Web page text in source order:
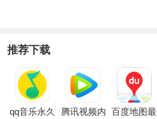
推荐下载
qq音乐永久
腾讯视频内
百度地图最